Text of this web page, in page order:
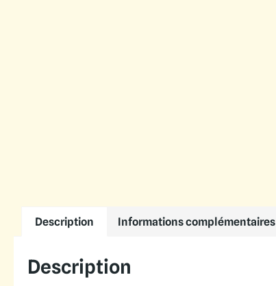
Description Informations complémentaires
Description